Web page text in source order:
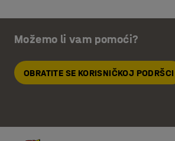
Možemo li vam pomoći?
OBRATITE SE KORISNIČKOJ PODRŠCI